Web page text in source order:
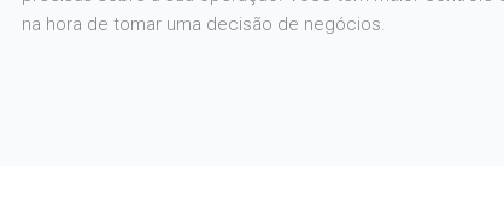
na hora de tomar uma decisão de negócios.